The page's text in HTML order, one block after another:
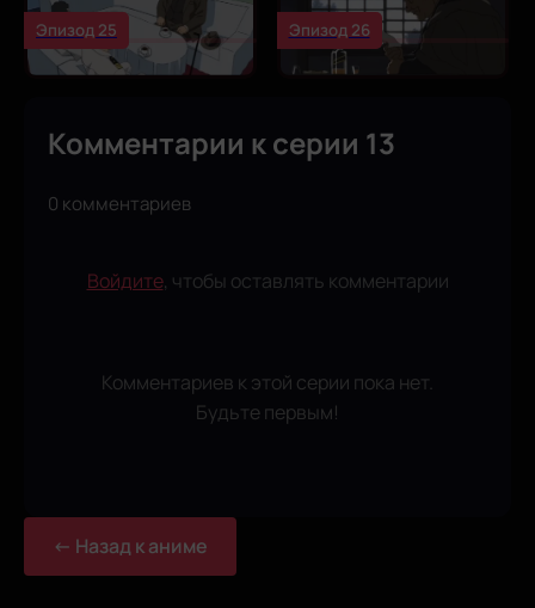
Эпизод 25 Эпизод 26
Комментарии к серии 13
0 комментариев
Войдите, чтобы оставлять комментарии
Комментариев к этой серии пока нет.
Будьте первым!
← Назад к аниме